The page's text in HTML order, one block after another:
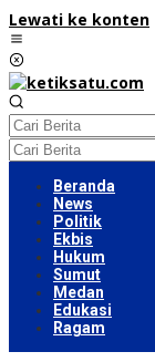
Lewati ke konten
Beranda
News
Politik
Ekbis
Hukum
Sumut
Medan
Edukasi
Ragam